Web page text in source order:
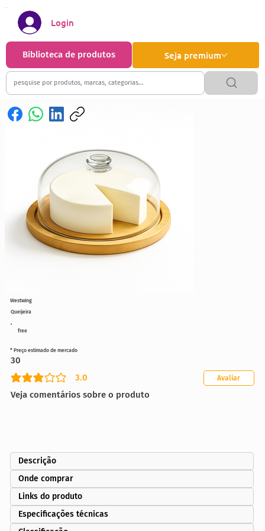
Seja premium
Biblioteca de produtos
Login
free
Queijeira
3.0
classificação média é 3 de 5
Veja comentários sobre o produto
Avaliar
* Preço estimado de mercado
30
Westwing
Descrição
Onde comprar
Links do produto
Especificações técnicas